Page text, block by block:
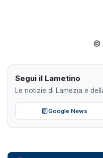
©
Segui il Lametino
Le notizie di Lamezia e
Google News